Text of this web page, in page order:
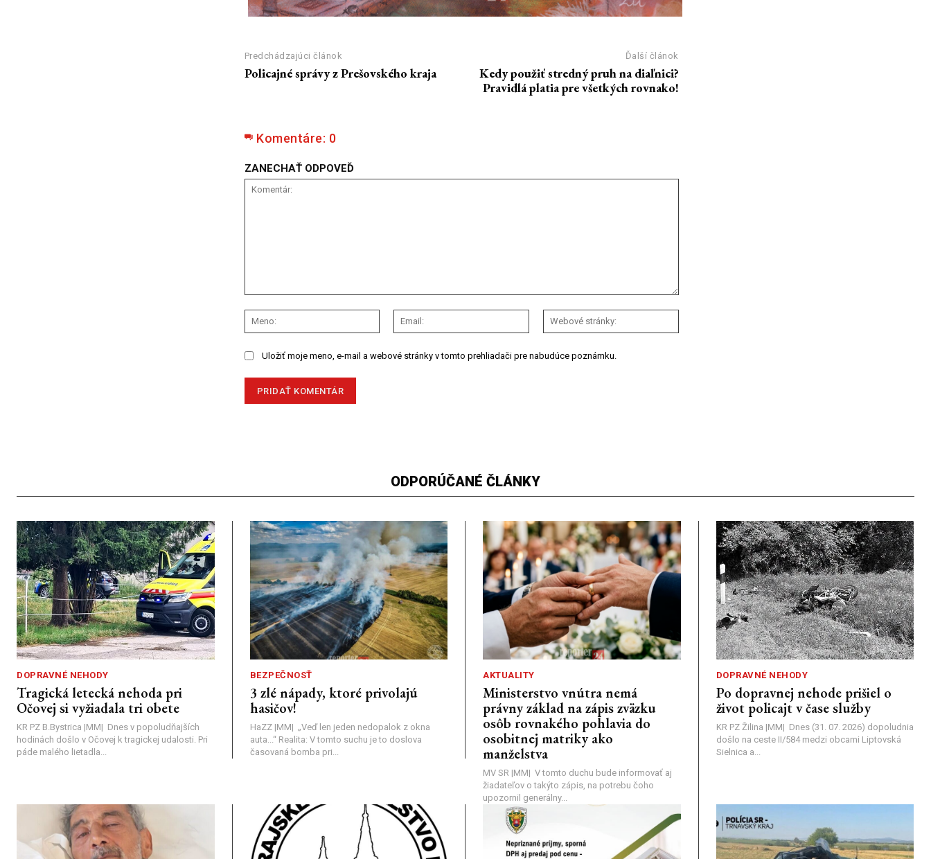
Predchádzajúci článok
Policajné správy z Prešovského kraja
Ďalší článok
Kedy použiť stredný pruh na diaľnici?
Pravidlá platia pre všetkých rovnako!
Komentáre: 0
ZANECHAŤ ODPOVEĎ
Meno:
Email:
stránky:
Uložiť moje meno, e-mail a webové stránky v tomto prehliadači pre nabudúce poznámku.
ODPORÚČANÉ ČLÁNKY
DOPRAVNÉ NEHODY
Tragická letecká nehoda pri
Očovej si vyžiadala tri obete
KR PZ B.Bystrica |MM| Dnes v popoludňajších
hodinách došlo v Očovej k tragickej udalosti. Pri
páde malého lietadla...
BEZPEČNOSŤ
3 zlé nápady, ktoré privolajú
hasičov!
HaZZ |MM| ​„Veď len jeden nedopalok z okna
auta...“ ​Realita: V tomto suchu je to doslova
časovaná bomba pri...
AKTUALITY
Ministerstvo vnútra nemá
právny základ na zápis zväzku
osôb rovnakého pohlavia do
osobitnej matriky ako
manželstva
MV SR |MM| V tomto duchu bude informovať aj
žiadateľov o takýto zápis, na potrebu čoho
upozornil generálny...
DOPRAVNÉ NEHODY
Po dopravnej nehode prišiel o
život policajt v čase služby
KR PZ Žilina |MM| Dnes (31. 07. 2026) dopoludnia
došlo na ceste II/584 medzi obcami Liptovská
Sielnica a...